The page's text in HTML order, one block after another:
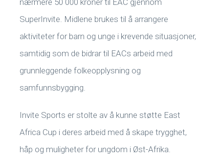
nærmere 50 000 kroner til EAC gjennom
SuperInvite. Midlene brukes til å arrangere
aktiviteter for barn og unge i krevende situasjoner,
samtidig som de bidrar til EACs arbeid med
grunnleggende folkeopplysning og
samfunnsbygging.
Invite Sports er stolte av å kunne støtte East
Africa Cup i deres arbeid med å skape trygghet,
håp og muligheter for ungdom i Øst-Afrika.